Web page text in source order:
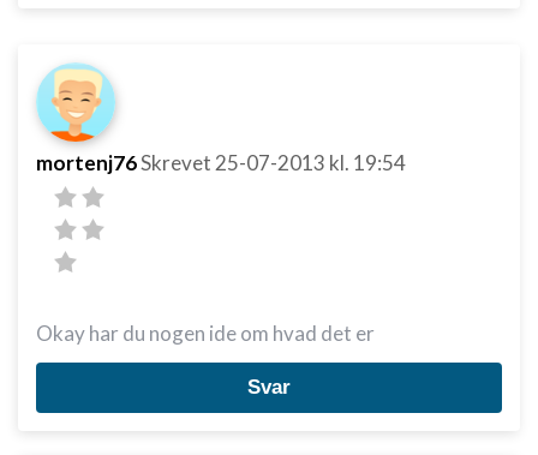
mortenj76Skrevet 25-07-2013 kl. 19:54
Okay har du nogen ide om hvad det er
Svar